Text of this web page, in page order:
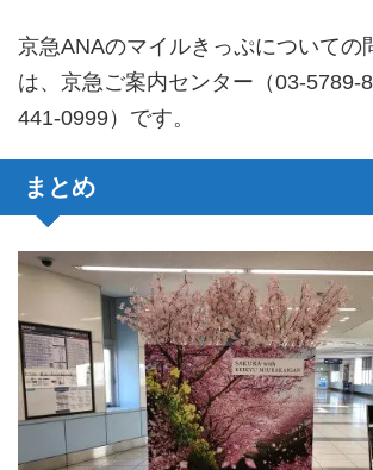
京急ANAのマイルきっぷについての
は、京急ご案内センター（03-5789-
441-0999）です。
まとめ